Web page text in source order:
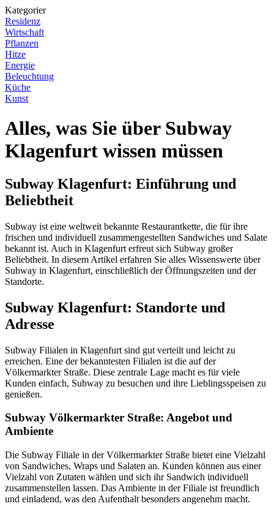
Kategorier
Residenz
Wirtschaft
Pflanzen
Hitze
Energie
Beleuchtung
Küche
Kunst
Alles, was Sie über Subway
Klagenfurt wissen müssen
Subway Klagenfurt: Einführung und
Beliebtheit
Subway ist eine weltweit bekannte Restaurantkette, die für ihre
frischen und individuell zusammengestellten Sandwiches und Salate
bekannt ist. Auch in Klagenfurt erfreut sich Subway großer
Beliebtheit. In diesem Artikel erfahren Sie alles Wissenswerte über
Subway in Klagenfurt, einschließlich der Öffnungszeiten und der
Standorte.
Subway Klagenfurt: Standorte und
Adresse
Subway Filialen in Klagenfurt sind gut verteilt und leicht zu
erreichen. Eine der bekanntesten Filialen ist die auf der
Völkermarkter Straße. Diese zentrale Lage macht es für viele
Kunden einfach, Subway zu besuchen und ihre Lieblingsspeisen zu
genießen.
Subway Völkermarkter Straße: Angebot und
Ambiente
Die Subway Filiale in der Völkermarkter Straße bietet eine Vielzahl
von Sandwiches, Wraps und Salaten an. Kunden können aus einer
Vielzahl von Zutaten wählen und sich ihr Sandwich individuell
zusammenstellen lassen. Das Ambiente in der Filiale ist freundlich
und einladend, was den Aufenthalt besonders angenehm macht.